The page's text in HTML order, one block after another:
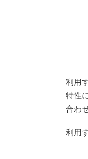
利用
特性
合わ
利用